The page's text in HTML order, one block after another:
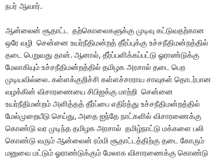
நபர் ஆவார்.
ஆன்லைன் சூதாட்ட தற்கொலைகளுக்கு முடிவு கட்டுவதற்கான
ஒரே வழி சென்னை உயர்நீதிமன்றத் தீர்ப்புக்கு உச்சநீதிமன்றத்தில்
தடை பெறுவது தான். ஆனால், தீர்ப்பளிக்கப்பட்டு ஓராண்டுக்கு
மேலாகியும் உச்சநீதிமன்றத்தில் தமிழக அரசால் தடை பெற
முடியவில்லை. கள்ளக்குறிச்சி கள்ளச்சாராய சாவுகள் தொடர்பான
வழக்கின் விசாரணையை சிபிஐக்கு மாற்றி சென்னை
உயர்நீதிமன்றம் அளித்தத் தீர்ப்பை எதிர்த்து உச்சநீதிமன்றத்தில்
மேல்முறையீடு செய்து, அதை ஐந்தே நாட்களில் விசாரணைக்கு
கொண்டு வர முடிந்த தமிழக அரசால் தமிழ்நாட்டு மக்களை பலி
கொண்டு வரும் ஆன்லைன் ரம்மி சூதாட்டத்திற்கு தடை கோரும்
மனுவை மட்டும் ஓராண்டுக்கும் மேலாக விசாரணைக்கு கொண்டு